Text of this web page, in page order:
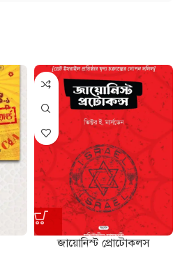
জায়োনিস্ট প্রোটোকলস